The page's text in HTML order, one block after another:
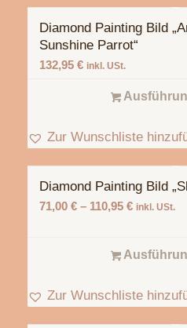
Diamond Painting Bild
Sunshine Parrot“
132,95 € inkl. USt.
Zur Wunschliste
Diamond Painting Bild
71,00 €– 110,95 € inkl. USt.
Zur Wunschliste